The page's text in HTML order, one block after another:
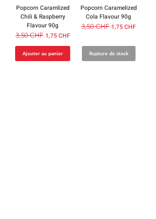
Popcorn Caramlized
Chili & Raspberry
Flavour 90g
Prix original
3,50 CHF Prix promotionnel
1,75 CHF
Ajouter au panier
Popcorn Caramelized
Cola Flavour 90g
Prix original
3,50 CHF Prix promotionnel
1,75 CHF
Rupture de stock